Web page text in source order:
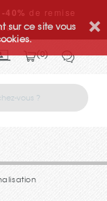
sur ce site vous
40% de remise
0
Con